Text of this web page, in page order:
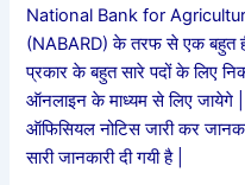
National Bank for
(NABARD) के तरफ से एक बहुत
प्रकार के बहुत सारे पदों के लिए
ऑनलाइन के माध्यम से लिए
ऑफिसियल नोटिस जारी कर
सारी जानकारी दी गयी है |